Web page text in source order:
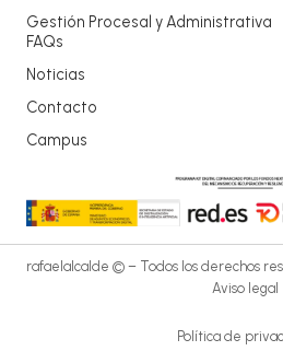
Gestión Procesal y Administrativa
FAQs
Noticias
Contacto
Campus
rafaelalcalde © – Todos los derechos
Aviso legal
Política de